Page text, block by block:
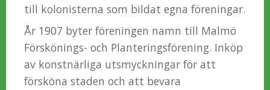
till kolonisterna som bildat egna föreningar.
År 1907 byter föreningen namn till Malmö
Förskönings- och Planteringsförening. Inköp
av konstnärliga utsmyckningar för att
försköna staden och att bevara